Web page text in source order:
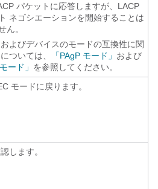
パケットに応答しますが、LACP
ネゴシエーションを開始することは
ん。
よびデバイスのモードの互換性に関
ついては、
「PAgP モード」 および
ード」 を参照してください。
モードに戻ります。
します。